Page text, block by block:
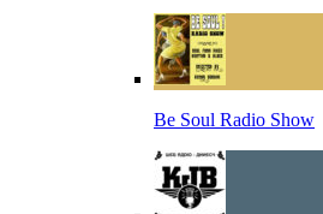
Be Soul Radio Show